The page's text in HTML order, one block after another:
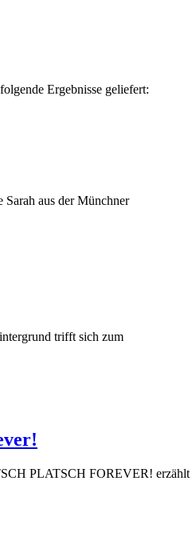
Ergebnisse geliefert:
aus der Münchner
trifft sich zum
PLATSCH FOREVER! erzählt